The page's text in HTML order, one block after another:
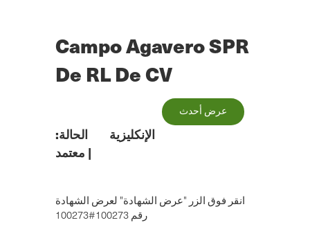
Campo Agavero SPR
De RL De CV
عرض أحدث
الحالة:
معتمد |
الإنكليزية
انقر فوق الزر "عرض الشهادة" لعرض الشهادة
رقم 100273#100273